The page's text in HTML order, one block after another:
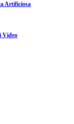
Artificiosa
Video